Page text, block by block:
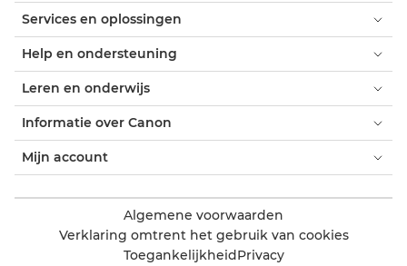
Services en oplossingen
Help en ondersteuning
Leren en onderwijs
Informatie over Canon
Mijn account
Algemene voorwaarden
Verklaring omtrent het gebruik van cookies
ToegankelijkheidPrivacy